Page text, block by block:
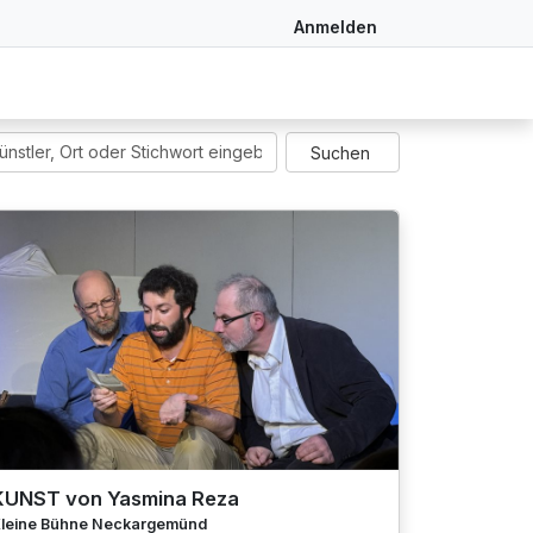
Anmelden
von Yasmina Reza
Bühne Neckargemünd